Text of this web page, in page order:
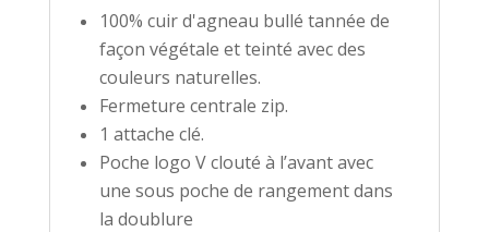
100% cuir d'agneau bullé tannée de
façon végétale et teinté avec des
couleurs naturelles.
Fermeture centrale zip.
1 attache clé.
Poche logo V clouté à l’avant avec
une sous poche de rangement dans
la doublure